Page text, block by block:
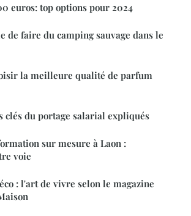
euros: top options pour 2024
de faire du camping sauvage dans le
la meilleure qualité de parfum
clés du portage salarial expliqués
sur mesure à Laon :
voie
: l'art de vivre selon le magazine